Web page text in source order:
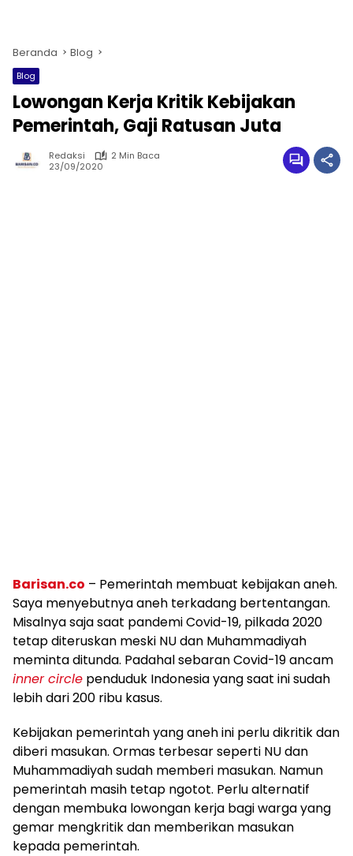
Beranda Blog
Blog
Lowongan Kerja Kritik Kebijakan
Pemerintah, Gaji Ratusan Juta
Redaksi
2 Min Baca
23/09/2020
Barisan.co – Pemerintah membuat kebijakan aneh.
Saya menyebutnya aneh terkadang bertentangan.
Misalnya saja saat pandemi Covid-19, pilkada 2020
tetap diteruskan meski NU dan Muhammadiyah
meminta ditunda. Padahal sebaran Covid-19 ancam
inner circle penduduk Indonesia yang saat ini sudah
lebih dari 200 ribu kasus.
Kebijakan pemerintah yang aneh ini perlu dikritik dan
diberi masukan. Ormas terbesar seperti NU dan
Muhammadiyah sudah memberi masukan. Namun
pemerintah masih tetap ngotot. Perlu alternatif
dengan membuka lowongan kerja bagi warga yang
gemar mengkritik dan memberikan masukan
kepada pemerintah.